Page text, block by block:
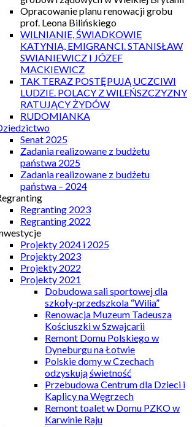
Opracowanie planu renowacji grobu
prof. Leona Bilińskiego
WILNIANIE, ŚWIADKOWIE
KATYNIA, EMIGRANCI. STANISŁAW
SWIANIEWICZ I JÓZEF
MACKIEWICZ
TAK TERAZ POSTĘPUJĄ UCZCIWI
LUDZIE. POLACY Z WILEŃSZCZYZNY
RATUJĄCY ŻYDÓW
RUDOMIANKA
Senat 2025
Zadania realizowane z budżetu
państwa 2025
Zadania realizowane z budżetu
państwa – 2024
Regranting 2023
Regranting 2022
Projekty 2024 i 2025
Projekty 2023
Projekty 2022
Projekty 2021
Dobudowa sali sportowej dla
szkoły-przedszkola “Wilia”
Renowacja Muzeum Tadeusza
Kościuszki w Szwajcarii
Remont Domu Polskiego w
Dyneburgu na Łotwie
Polskie domy w Czechach
odzyskują świetność
Przebudowa Centrum dla Dzieci i
Kaplicy na Węgrzech
Remont toalet w Domu PZKO w
Karwinie Raju